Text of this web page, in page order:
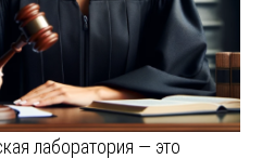
лаборатория — это